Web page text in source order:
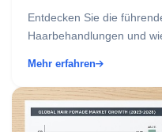
Haarpflegemarken
Entdecken Sie die
Haarbehandlungen und
Mehr erfahren